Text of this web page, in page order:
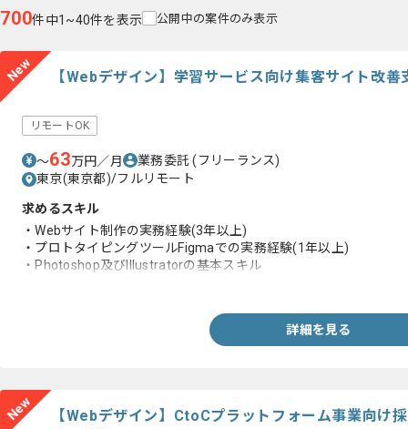
700件中1~40件を表示 公開中の案件のみ表示
New 【Webデザイン】学習サービス向け集客サイト改
リモートOK
〜63万円／月 業務委託(フリーランス)
東京(東京都)/フルリモート
求めるスキル
・Webサイト制作の実務経験(3年以上)
・プロトタイピングツールFigmaでの実務経験(1年以上)
・Photoshop及びIllustratorの基本スキル
詳細を見る
New
【Webデザイン】CtoCプラットフォーム事業向け